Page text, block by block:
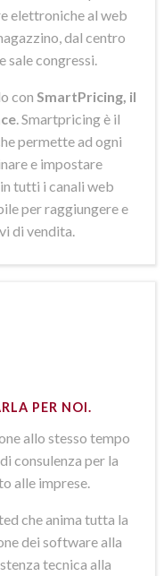
elettroniche al web
dal centro
sale congressi.
con SmartPricing, il
. Smartpricing è il
permette ad ogni
e impostare
tutti i canali web
per raggiungere e
di vendita.
PER NOI.
allo stesso tempo
consulenza per la
alle imprese.
che anima tutta la
dei software alla
tecnica alla